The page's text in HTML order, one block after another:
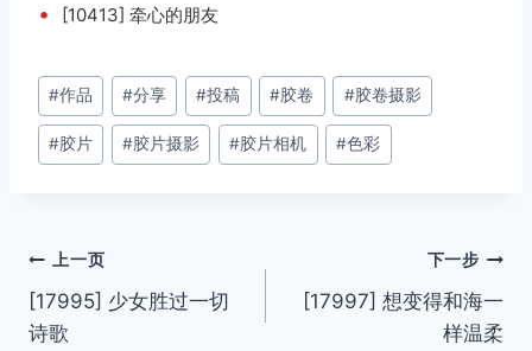
• [10413] 牵心的朋友
文
章
标
#作品 #分享 #投稿 #胶卷 #胶卷摄影
#胶片 #胶片摄影 #胶片相机 #色彩
文
章
上一页
[17995] 少女胜过一切
诗歌
下一步
[17997] 想变得和海一
样温柔